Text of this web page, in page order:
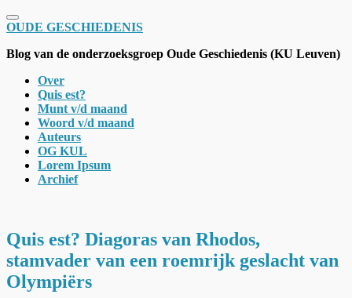
Schakel navigatie
OUDE GESCHIEDENIS
Blog van de onderzoeksgroep Oude Geschiedenis (KU Leuven)
Over
Quis est?
Munt v/d maand
Woord v/d maand
Auteurs
OG KUL
Lorem Ipsum
Archief
Quis est? Diagoras van Rhodos,
stamvader van een roemrijk geslacht van
Olympiërs